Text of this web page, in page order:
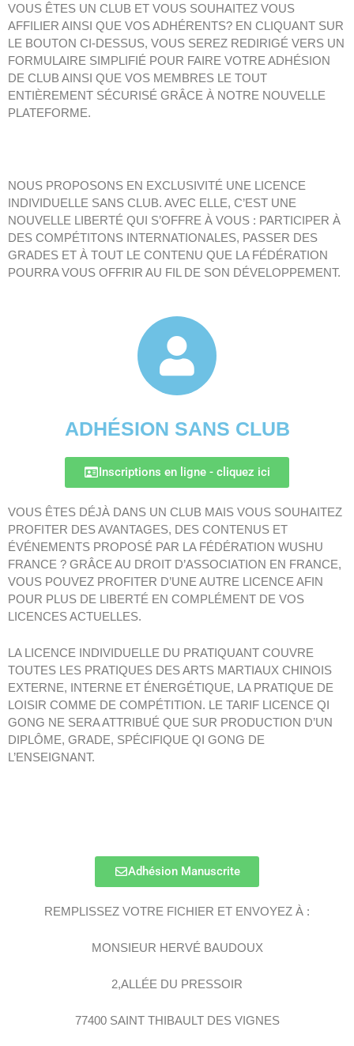
VOUS ÊTES UN CLUB ET VOUS SOUHAITEZ VOUS
AFFILIER AINSI QUE VOS ADHÉRENTS? EN CLIQUANT SUR
LE BOUTON CI-DESSUS, VOUS SEREZ REDIRIGÉ VERS UN
FORMULAIRE SIMPLIFIÉ POUR FAIRE VOTRE ADHÉSION
DE CLUB AINSI QUE VOS MEMBRES LE TOUT
ENTIÈREMENT SÉCURISÉ GRÂCE À NOTRE NOUVELLE
PLATEFORME.
NOUS PROPOSONS EN EXCLUSIVITÉ UNE LICENCE
INDIVIDUELLE SANS CLUB. AVEC ELLE, C’EST UNE
NOUVELLE LIBERTÉ QUI S’OFFRE À VOUS : PARTICIPER À
DES COMPÉTITONS INTERNATIONALES, PASSER DES
GRADES ET À TOUT LE CONTENU QUE LA FÉDÉRATION
POURRA VOUS OFFRIR AU FIL DE SON DÉVELOPPEMENT.
ADHÉSION SANS CLUB
Inscriptions en ligne - cliquez ici
VOUS ÊTES DÉJÀ DANS UN CLUB MAIS VOUS SOUHAITEZ
PROFITER DES AVANTAGES, DES CONTENUS ET
ÉVÉNEMENTS PROPOSÉ PAR LA FÉDÉRATION WUSHU
FRANCE ? GRÂCE AU DROIT D’ASSOCIATION EN FRANCE,
VOUS POUVEZ PROFITER D’UNE AUTRE LICENCE AFIN
POUR PLUS DE LIBERTÉ EN COMPLÉMENT DE VOS
LICENCES ACTUELLES.
LA LICENCE INDIVIDUELLE DU PRATIQUANT COUVRE
TOUTES LES PRATIQUES DES ARTS MARTIAUX CHINOIS
EXTERNE, INTERNE ET ÉNERGÉTIQUE, LA PRATIQUE DE
LOISIR COMME DE COMPÉTITION. LE TARIF LICENCE QI
GONG NE SERA ATTRIBUÉ QUE SUR PRODUCTION D’UN
DIPLÔME, GRADE, SPÉCIFIQUE QI GONG DE
L’ENSEIGNANT.
Adhésion Manuscrite
REMPLISSEZ VOTRE FICHIER ET ENVOYEZ À :
MONSIEUR HERVÉ BAUDOUX
2,ALLÉE DU PRESSOIR
77400 SAINT THIBAULT DES VIGNES